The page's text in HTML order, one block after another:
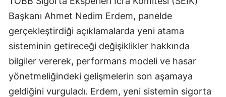
Kahramanmaraş
Mardin
Muğla
Nevşehir
Başkanı Ahmet Nedim Erdem, panelde
gerçekleştirdiği açıklamalarda yeni atama
sisteminin getireceği değişiklikler hakkında
bilgiler vererek, performans modeli ve hasar
yönetmeliğindeki gelişmelerin son aşamaya
geldiğini vurguladı. Erdem, yeni sistemin sigorta